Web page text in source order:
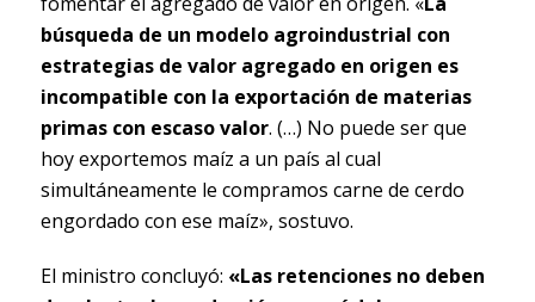
búsqueda de un modelo agroindustrial con
estrategias de valor agregado en origen es
incompatible con la exportación de materias
primas con escaso valor. (…) No puede ser que
hoy exportemos maíz a un país al cual
simultáneamente le compramos carne de cerdo
engordado con ese maíz», sostuvo.
El ministro concluyó: «Las retenciones no deben